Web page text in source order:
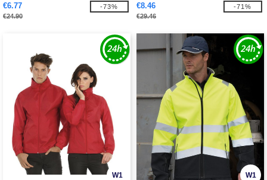
€6.77
€24.90
-73% €8.46
€29.46
-71%
W1 W1